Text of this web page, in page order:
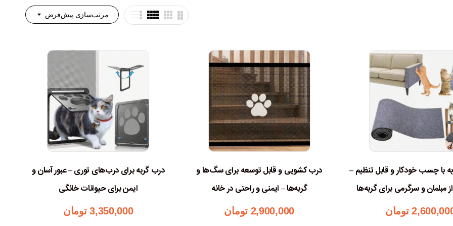
مرتب‌سازی پیش‌فرض
با چسب خودکار و قابل تنظیم –
و سرگرمی برای گربه‌ها
تومان
درب کشویی و قابل توسعه برای سگ‌ها و
گربه‌ها – ایمنی و راحتی در خانه
2,900,000 تومان
درب گربه برای درب‌های توری – عبور آسان و
ایمن برای حیوانات خانگی
3,350,000 تومان